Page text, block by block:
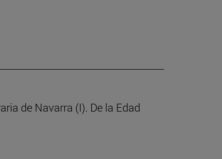
de Navarra (I). De la Edad